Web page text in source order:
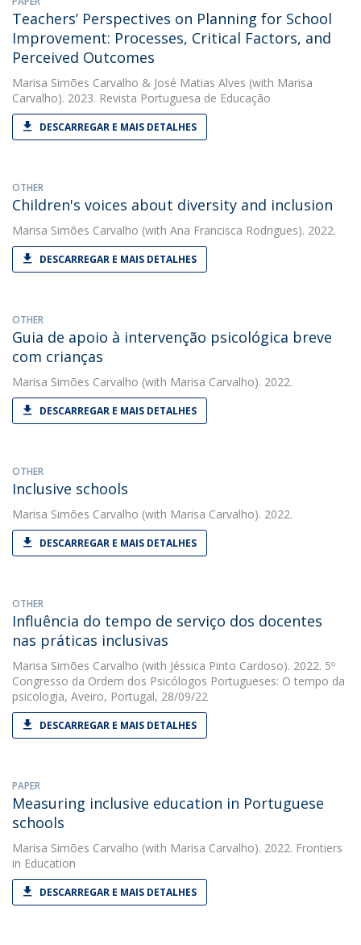
Teachers’ Perspectives on Planning for School
Improvement: Processes, Critical Factors, and
Perceived Outcomes
Marisa Simões Carvalho & José Matias Alves (with Marisa
Carvalho). 2023. Revista Portuguesa de Educação
DESCARREGAR E MAIS DETALHES
OTHER
Children's voices about diversity and inclusion
Marisa Simões Carvalho (with Ana Francisca Rodrigues). 2022.
DESCARREGAR E MAIS DETALHES
OTHER
Guia de apoio à intervenção psicológica breve
com crianças
Marisa Simões Carvalho (with Marisa Carvalho). 2022.
DESCARREGAR E MAIS DETALHES
OTHER
Inclusive schools
Marisa Simões Carvalho (with Marisa Carvalho). 2022.
DESCARREGAR E MAIS DETALHES
OTHER
Influência do tempo de serviço dos docentes
nas práticas inclusivas
Marisa Simões Carvalho (with Jéssica Pinto Cardoso). 2022. 5º
Congresso da Ordem dos Psicólogos Portugueses: O tempo da
psicologia, Aveiro, Portugal, 28/09/22
DESCARREGAR E MAIS DETALHES
PAPER
Measuring inclusive education in Portuguese
schools
Marisa Simões Carvalho (with Marisa Carvalho). 2022. Frontiers
in Education
DESCARREGAR E MAIS DETALHES